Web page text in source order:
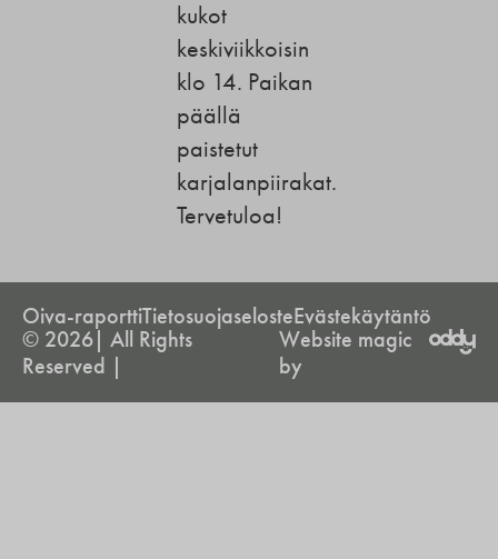
kukot
keskiviikkoisin
klo 14. Paikan
päällä
paistetut
karjalanpiirakat.
Tervetuloa!
Oiva-raporttiTietosuojaselosteEvästekäytäntö
© 2026| All Rights
Reserved |
Website magic
by